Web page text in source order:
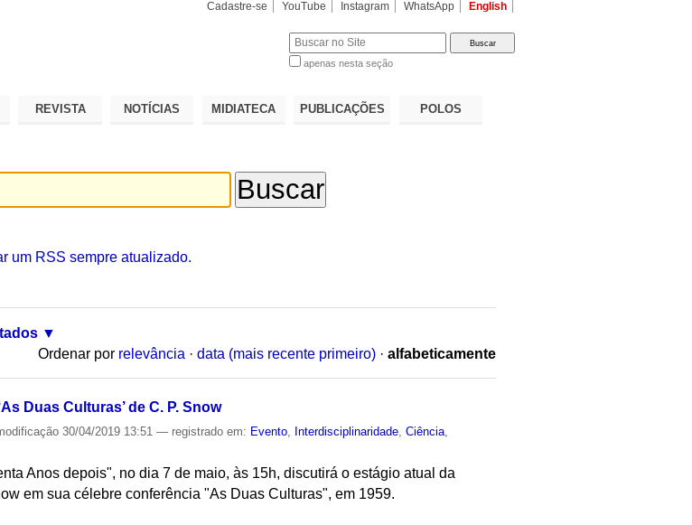
Cadastre-se YouTube Instagram WhatsApp English
apenas nesta seção
REVISTA NOTÍCIAS MIDIATECA PUBLICAÇÕES POLOS
um RSS sempre atualizado.
Ordenar por relevância · data (mais recente primeiro) · alfabeticamente
Duas Culturas’ de C. P. Snow
30/04/2019 13:51— registrado em: Evento Interdisciplinaridade ,Ciência
Anos depois", no dia 7 de maio, às 15h, discutirá o estágio atual da
em sua célebre conferência "As Duas Culturas", em 1959.